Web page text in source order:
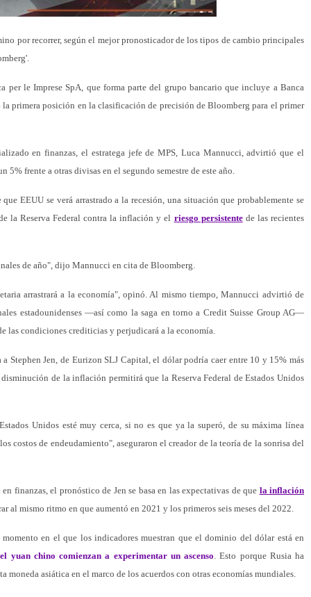
por recorrer, según el mejor pronosticador de los tipos de cambio principales
per le Imprese SpA, que forma parte del grupo bancario que incluye a Banca
primera posición en la clasificación de precisión de Bloomberg para el primer
en finanzas, el estratega jefe de MPS, Luca Mannucci, advirtió que el
5% frente a otras divisas en el segundo semestre de este año.
EEUU se verá arrastrado a la recesión, una situación que probablemente se
la Reserva Federal contra la inflación y el riesgo persistentede las recientes
de año", dijo Mannucci en cita de Bloomberg.
arrastrará a la economía", opinó. Al mismo tiempo, Mannucci advirtió de
estadounidenses —así como la saga en torno a Credit Suisse Group AG—
las condiciones crediticias y perjudicará a la economía.
Stephen Jen, de Eurizon SLJ Capital, el dólar podría caer entre 10 y 15% más
de la inflación permitirá que la Reserva Federal de Estados Unidos
Unidos esté muy cerca, si no es que ya la superó, de su máxima línea
costos de endeudamiento", aseguraron el creador de la teoría de la sonrisa del
finanzas, el pronóstico de Jen se basa en las expectativas de que la inflación
al mismo ritmo en que aumentó en 2021 y los primeros seis meses del 2022.
momento en el que los indicadores muestran que el dominio del dólar está en
el yuan chino comienzan a experimentar un ascenso. Esto porque Rusia ha
moneda asiática en el marco de los acuerdos con otras economías mundiales.